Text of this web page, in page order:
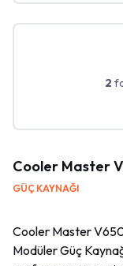
2
Cooler Master
GÜÇ KAYNAĞI
Cooler Master
Modüler Güç